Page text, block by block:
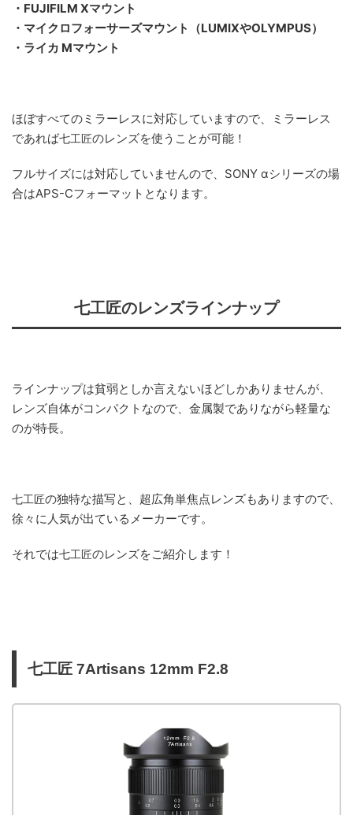
・FUJIFILM Xマウント
・マイクロフォーサーズマウント（LUMIXやOLYMPUS）
・ライカ Mマウント
ほぼすべてのミラーレスに対応していますので、ミラーレス
であれば七工匠のレンズを使うことが可能！
フルサイズには対応していませんので、SONY αシリーズの場
合はAPS-Cフォーマットとなります。
七工匠のレンズラインナップ
ラインナップは貧弱としか言えないほどしかありませんが、
レンズ自体がコンパクトなので、金属製でありながら軽量な
のが特長。
七工匠の独特な描写と、超広角単焦点レンズもありますので、
徐々に人気が出ているメーカーです。
それでは七工匠のレンズをご紹介します！
七工匠 7Artisans 12mm F2.8